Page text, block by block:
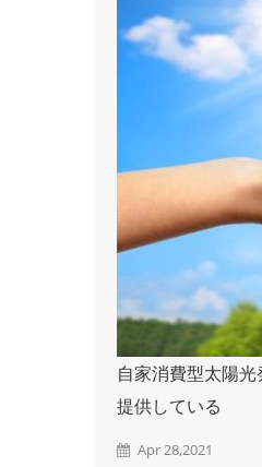
自家消費型太陽
提供している
Apr 28,2021